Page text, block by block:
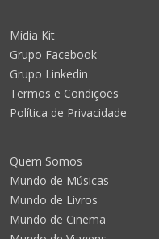
Mídia Kit
Grupo Facebook
Grupo Linkedin
Termos e Condições
Política de Privacidade
Quem Somos
Mundo de Músicas
Mundo de Livros
Mundo de Cinema